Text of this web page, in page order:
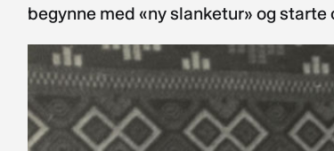
begynne med «ny slanketur» og starte